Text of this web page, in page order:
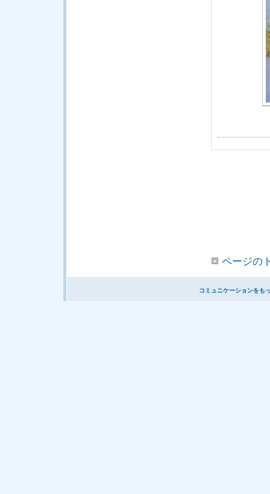
ページの
コミュニケーションをも